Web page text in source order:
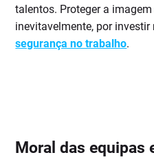
talentos. Proteger a
inevitavelmente, por investir
segurança no trabalho.
Moral das equipas